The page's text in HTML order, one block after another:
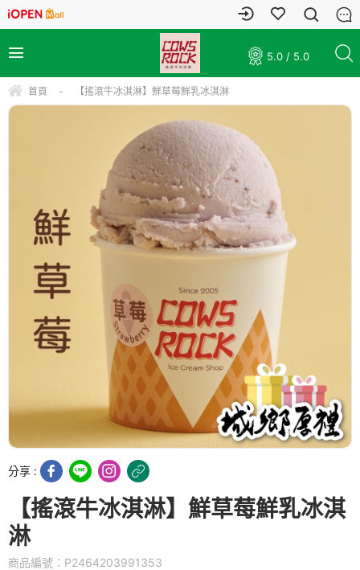
5.0 / 5.0
首頁 - 【搖滾牛冰淇淋】鮮草莓鮮乳冰淇淋
分享 :
【搖滾牛冰淇淋】鮮草莓鮮乳冰淇
淋
商品編號：P2464203991353